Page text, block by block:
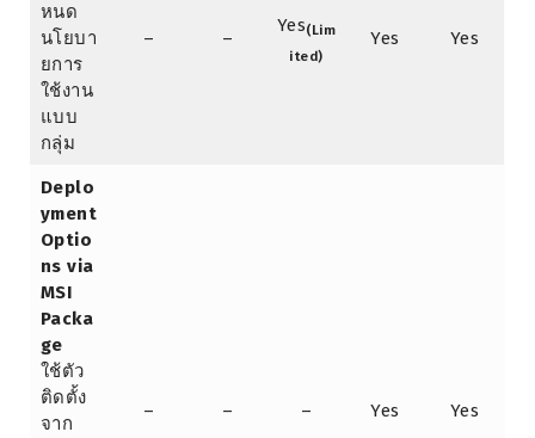
หนด
นโยบา
ยการ
ใช้งาน
แบบ
กลุ่ม
– –
Yes(Lim
ited)
Yes Yes
Deplo
yment
Optio
ns via
MSI
Packa
ge
ใช้ตัว
ติดตั้ง
จาก
– – – Yes Yes